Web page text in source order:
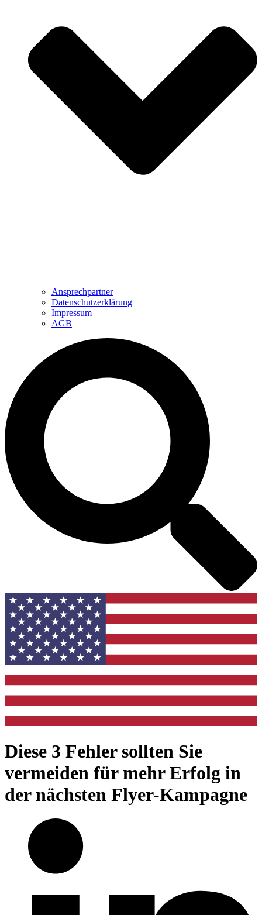
Ansprechpartner
Datenschutzerklärung
Impressum
AGB
Diese 3 Fehler sollten Sie
vermeiden für mehr Erfolg in
der nächsten Flyer-Kampagne